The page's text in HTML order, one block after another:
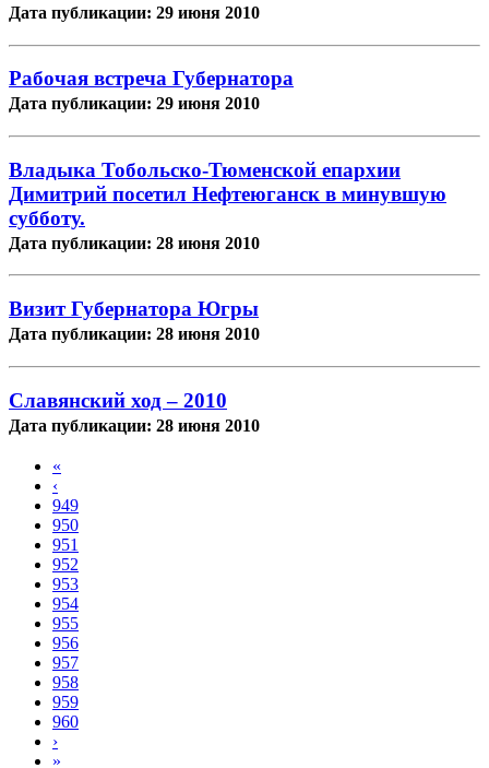
Дата публикации: 29 июня 2010
Рабочая встреча Губернатора
Дата публикации: 29 июня 2010
Владыка Тобольско-Тюменской епархии
Димитрий посетил Нефтеюганск в минувшую
субботу.
Дата публикации: 28 июня 2010
Визит Губернатора Югры
Дата публикации: 28 июня 2010
Славянский ход – 2010
Дата публикации: 28 июня 2010
«
‹
949
950
951
952
953
954
955
956
957
958
959
960
›
»